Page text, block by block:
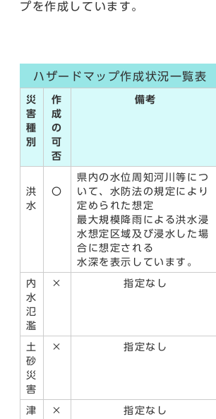
プを作成しています。
ハザードマップ作成状況一覧表
災
害
種
別
作
成
の
可
否
備考
洪
水
〇
県内の水位周知河川等につ
いて、水防法の規定により
定められた想定
最大規模降雨による洪水浸
水想定区域及び浸水した場
合に想定される
水深を表示しています。
内
水
氾
濫
× 指定なし
土
砂
災
害
× 指定なし
津
× 指定なし